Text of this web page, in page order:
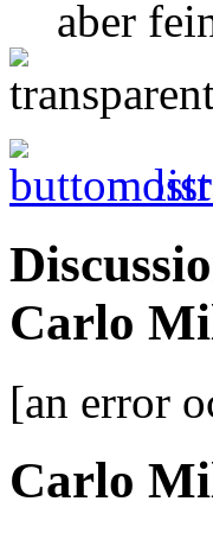
aber
Carlo
[an error
Carlo